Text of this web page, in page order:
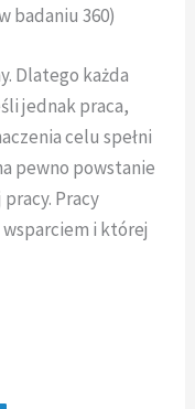
badaniu 360)
Dlatego każda
jednak praca,
celu spełni
pewno powstanie
Pracy
i której